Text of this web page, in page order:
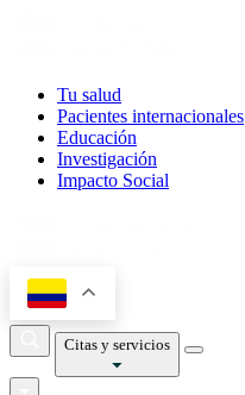
Tu salud
Pacientes internacionales
Educación
Investigación
Impacto Social
Citas y servicios